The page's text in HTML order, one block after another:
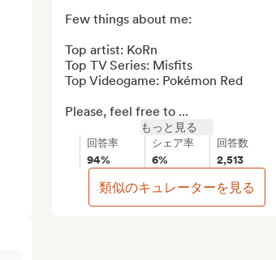
Few things about me:
Top artist: KoRn
Top TV Series: Misfits
Top Videogame: Pokémon Red
Please, feel free to ...
もっと見る
回答率
94%
シェア率
6%
回答数
2,513
類似のキュレーターを見る